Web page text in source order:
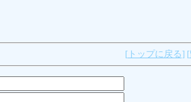
[トップに戻る] [